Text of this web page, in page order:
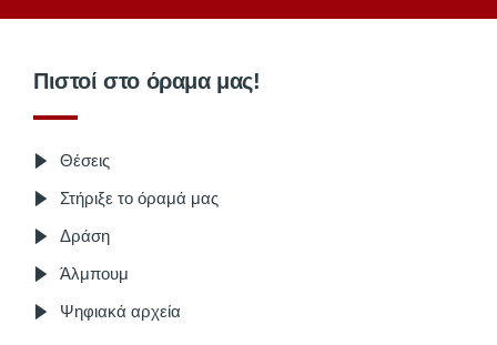
Πιστοί στο όραμα μας!
Θέσεις
Στήριξε το όραμά μας
Δράση
Άλμπουμ
Ψηφιακά αρχεία